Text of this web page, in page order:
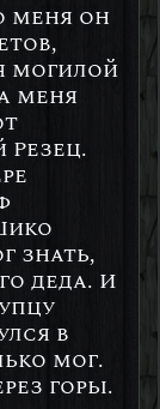
меня он
могилой
меня
Резец.
знать,
деда. И
в
мог.
горы.